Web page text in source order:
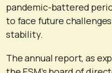
pandemic-battered
to face future
stability.
The annual report, as